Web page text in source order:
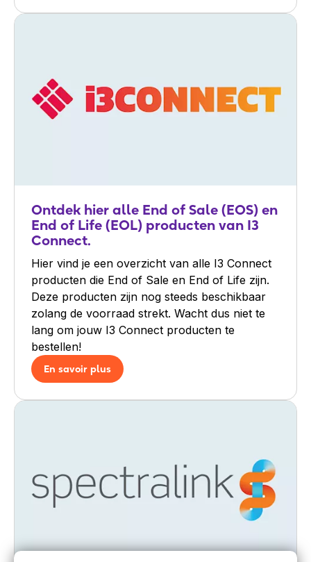
Ontdek hier alle End of Sale (EOS) en
End of Life (EOL) producten van I3
Connect.
Hier vind je een overzicht van alle I3 Connect
producten die End of Sale en End of Life zijn.
Deze producten zijn nog steeds beschikbaar
zolang de voorraad strekt. Wacht dus niet te
lang om jouw I3 Connect producten te
bestellen!
En savoir plus